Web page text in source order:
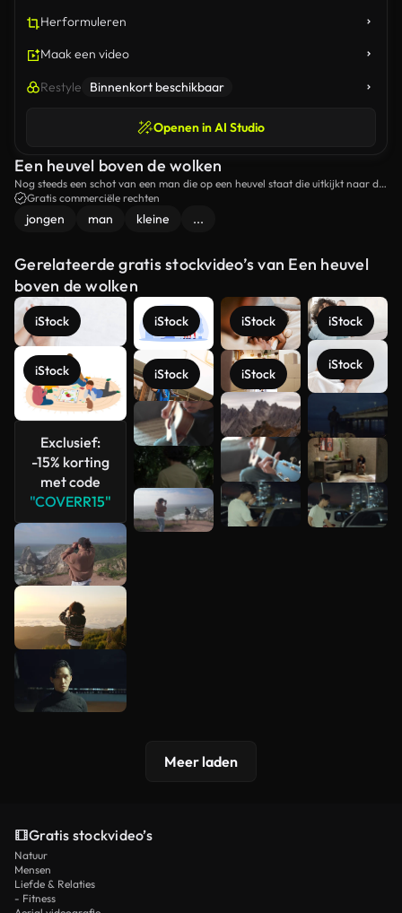
Herformuleren
Maak een video
Restyle Binnenkort beschikbaar
Openen in AI Studio
Een heuvel boven de wolken
Nog steeds een schot van een man die op een heuvel staat die uitkijkt naar de
wolken.
Gratis commerciële rechten
jongen man kleine ...
Gerelateerde gratis stockvideo’s van Een heuvel
boven de wolken
iStock
iStock
Exclusief:
-15% korting
met code
"COVERR15"
iStock
iStock
iStock
iStock
iStock
iStock
Meer
bekijken
Meer laden
Gratis stockvideo’s
Natuur
Mensen
Liefde & Relaties
- Fitness